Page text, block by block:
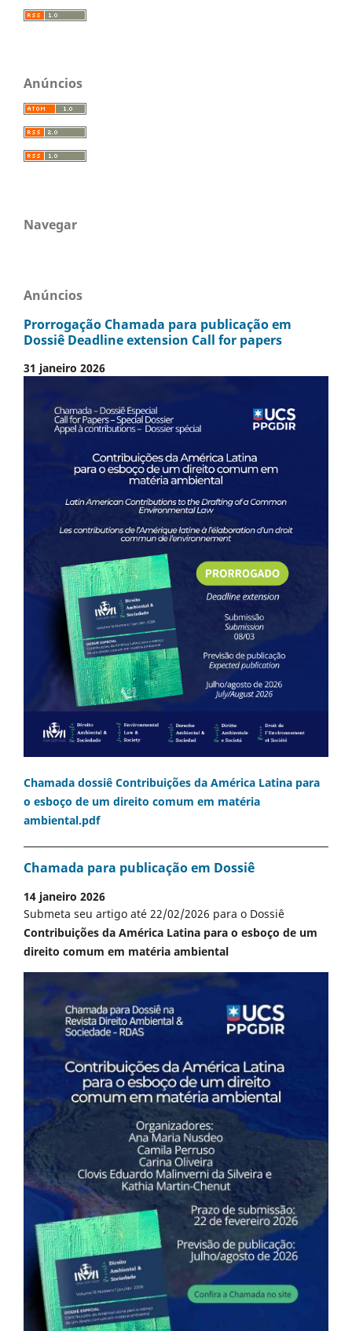
Anúncios
Navegar
Anúncios
Prorrogação Chamada para publicação em
Dossiê Deadline extension Call for papers
31 janeiro 2026
Chamada dossiê Contribuições da América Latina para
o esboço de um direito comum em matéria
ambiental.pdf
Chamada para publicação em Dossiê
14 janeiro 2026
Submeta seu artigo até 22/02/2026 para o Dossiê
Contribuições da América Latina para o esboço de um
direito comum em matéria ambiental